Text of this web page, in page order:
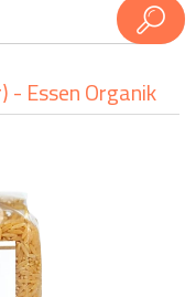
- Essen Organik